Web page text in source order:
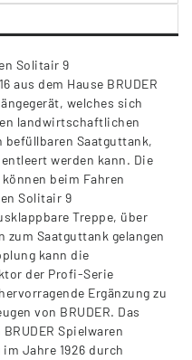
Solitair 9
aus dem Hause BRUDER
welches sich
landwirtschaftlichen
befüllbaren Saatguttank,
werden kann. Die
beim Fahren
Solitair 9
Treppe, über
zum Saatguttank gelangen
kann die
der Profi-Serie
Ergänzung zu
von BRUDER. Das
Spielwaren
Jahre 1926 durch